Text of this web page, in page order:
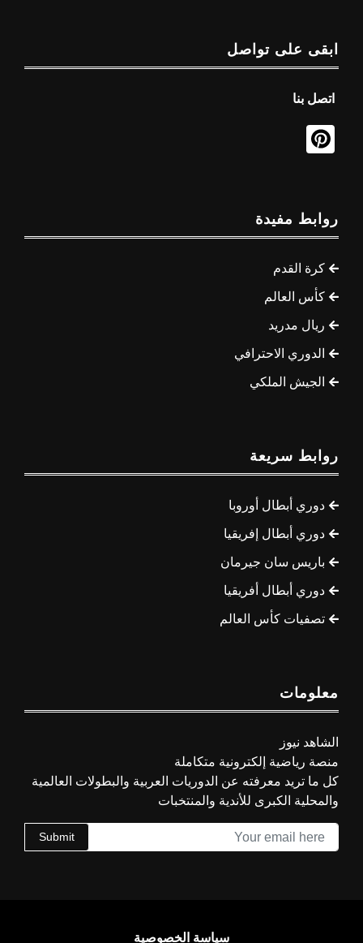
ابقى على تواصل
اتصل بنا
روابط مفيدة
كرة القدم
كأس العالم
ريال مدريد
الدوري الاحترافي
الجيش الملكي
روابط سريعة
دوري أبطال أوروبا
دوري أبطال إفريقيا
باريس سان جيرمان
دوري أبطال أفريقيا
تصفيات كأس العالم
معلومات
الشاهد نيوز
منصة رياضية إلكترونية متكاملة
كل ما تريد معرفته عن الدوريات العربية والبطولات العالمية
والمحلية الكبرى للأندية والمنتخبات
Submit
سياسة الخصوصية